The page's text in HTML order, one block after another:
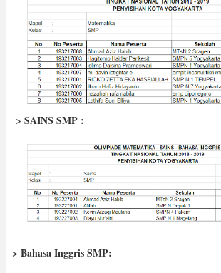
> SAINS SMP :
> Bahasa Inggris SMP: